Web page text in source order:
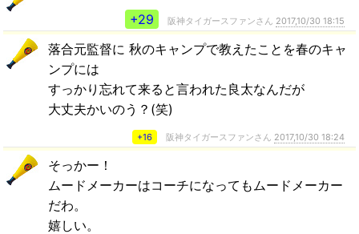
+29
阪神タイガースファンさん 2017,10/30 18:15
落合元監督に 秋のキャンプで教えたことを春のキャ
ンプには
すっかり忘れて来ると言われた良太なんだが
大丈夫かいのう？(笑)
+16 阪神タイガースファンさん 2017,10/30 18:24
そっかー！
ムードメーカーはコーチになってもムードメーカー
だわ。
嬉しい。